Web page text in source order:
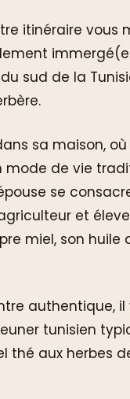
itinéraire vous
sud de la
sa maison, où
de vie
se
et
miel, son huile
authentique, il
tunisien
thé aux herbes